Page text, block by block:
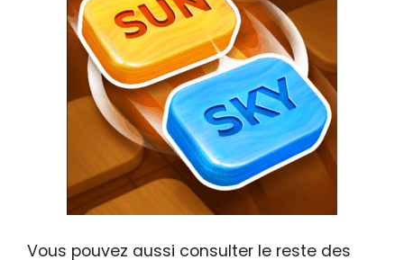
Vous pouvez aussi consulter le reste des